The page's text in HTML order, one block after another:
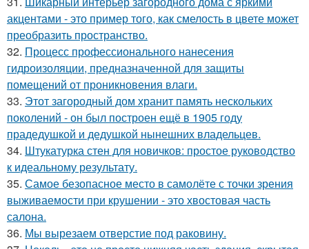
акцентами - это пример того, как смелость в цвете может
преобразить пространство.
32. Процесс профессионального нанесения
гидроизоляции, предназначенной для защиты
помещений от проникновения влаги.
33. Этот загородный дом хранит память нескольких
поколений - он был построен ещё в 1905 году
прадедушкой и дедушкой нынешних владельцев.
34. Штукатурка стен для новичков: простое руководство
к идеальному результату.
35. Самое безопасное место в самолёте с точки зрения
выживаемости при крушении - это хвостовая часть
салона.
36. Мы вырезаем отверстие под раковину.